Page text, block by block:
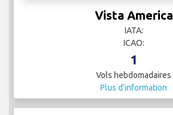
Vista America
IATA:
ICAO:
1
Vols hebdomadaires
Plus d'information